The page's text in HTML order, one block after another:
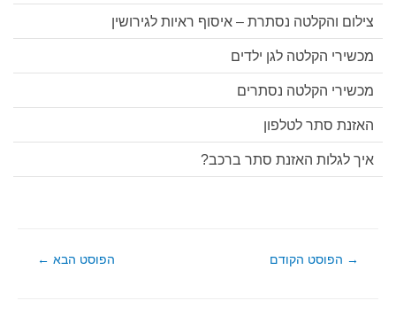
צילום והקלטה נסתרת – איסוף ראיות לגירושין
מכשירי הקלטה לגן ילדים
מכשירי הקלטה נסתרים
האזנת סתר לטלפון
איך לגלות האזנת סתר ברכב?
ניווט
→ הפוסט הקודם הפוסט הבא ←